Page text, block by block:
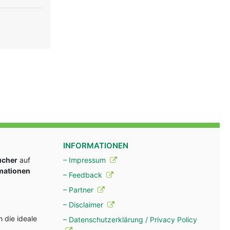
auf
die ideale
INFORMATIONEN
– Impressum
– Feedback
– Partner
– Disclaimer
– Datenschutzerklärung / Privacy Policy